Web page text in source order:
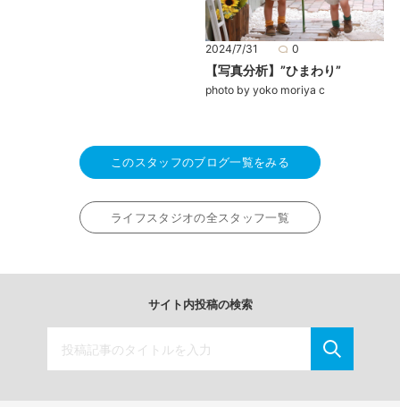
2024/7/31 0
【写真分析】”ひまわり”
photo by yoko moriya c
このスタッフのブログ一覧をみる
ライフスタジオの全スタッフ一覧
サイト内投稿の検索